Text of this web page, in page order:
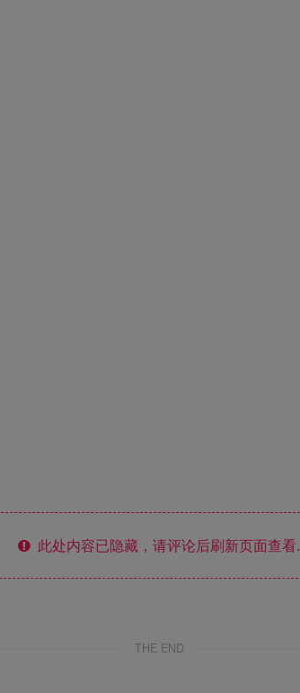
此处内容已隐藏，请评论后刷新页面查看.
THE END